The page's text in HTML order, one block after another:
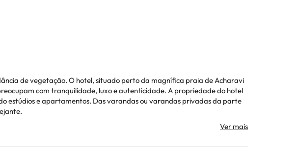
de vegetação. O hotel, situado perto da magnífica praia de Acharavi
com tranquilidade, luxo e autenticidade. A propriedade do hotel
estúdios e apartamentos. Das varandas ou varandas privadas da parte